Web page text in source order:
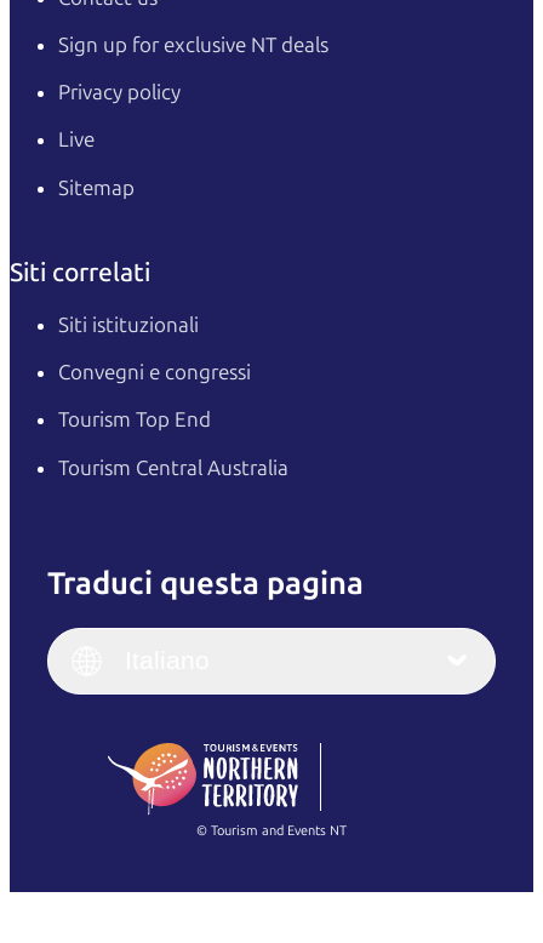
Sign up for exclusive NT deals
Privacy policy
Live
Sitemap
Siti correlati
Siti istituzionali
Convegni e congressi
Tourism Top End
Tourism Central Australia
Traduci questa pagina
English
(Singapore)
Français
Italiano
繁體中文
© Tourism and Events NT